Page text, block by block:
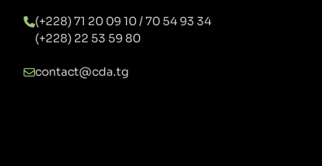
(+228) 71 20 09 10 / 70 54 93 34
(+228) 22 53 59 80
contact@cda.tg